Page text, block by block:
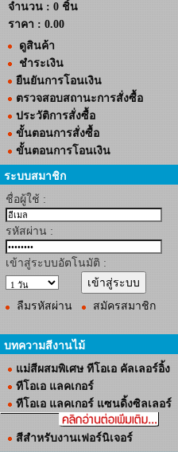
จำนวน : 0 ชิ้น
ราคา : 0.00
ดูสินค้า
ชำระเงิน
ยืนยันการโอนเงิน
ตรวจสอบสถานะการสั่งซื้อ
ประวัติการสั่งซื้อ
ขั้นตอนการสั่งซื้อ
ขั้นตอนการโอนเงิน
ระบบสมาชิก
ชื่อผู้ใช้ :
รหัสผ่าน :
เข้าสู่ระบบอัตโนมัติ :
ลืมรหัสผ่าน สมัครสมาชิก
บทความสีงานไม้
แม่สีผสมพิเศษ ทีโอเอ คัลเลอร์อิ้ง
ทีโอเอ แลคเกอร์
ทีโอเอ แลคเกอร์ แซนดิ้งซิลเลอร์
สีสำหรับงานเฟอร์นิเจอร์